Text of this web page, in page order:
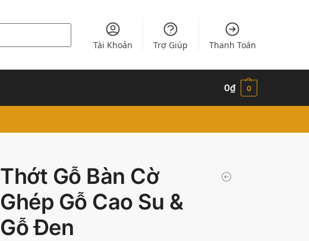
Tài Khoản Trợ Giúp Thanh Toán
0₫ 0
Thớt Gỗ Bàn Cờ
Ghép Gỗ Cao Su &
Gỗ Đen